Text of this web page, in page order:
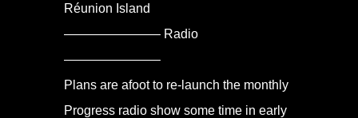
Réunion Island
———————– Radio
———————–
Plans are afoot to re-launch the monthly
Progress radio show some time in early